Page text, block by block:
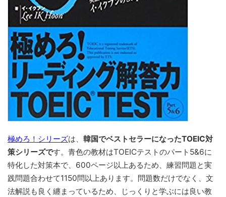
極めろ！シリーズは、 韓国でベストセラーになったTOEIC対
策シリーズです。青色の教材はTOEICテストのパート5&6に
特化した対策本で、600ページ以上あるため、練習問題と実
践問題合わせて1150問以上あります。問題数だけでなく、文
法解説も良く纏まっているため、じっくりと学ぶには良い教